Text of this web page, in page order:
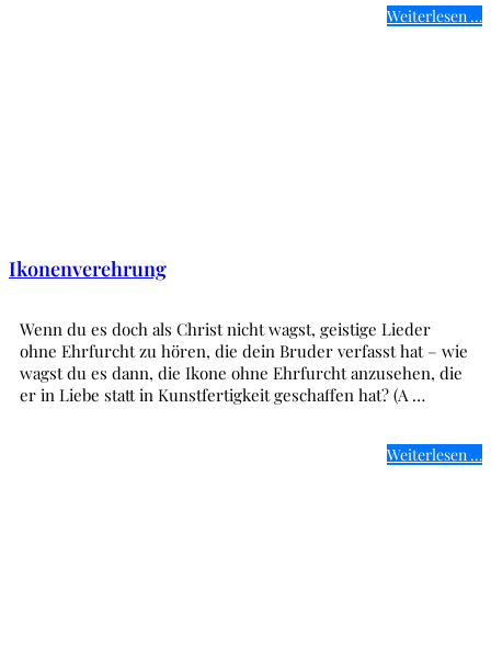
Weiterlesen …
Ikonenverehrung
Wenn du es doch als Christ nicht wagst, geistige Lieder
ohne Ehrfurcht zu hören, die dein Bruder verfasst hat – wie
wagst du es dann, die Ikone ohne Ehrfurcht anzusehen, die
er in Liebe statt in Kunstfertigkeit geschaffen hat? (A …
Weiterlesen …